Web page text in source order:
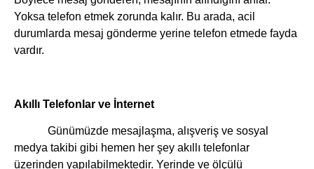
Yoksa telefon etmek zorunda kalır. Bu arada, acil
durumlarda mesaj gönderme yerine telefon etmede fayda
vardır.
Akıllı Telefonlar ve İnternet
Günümüzde mesajlaşma, alışveriş ve sosyal
medya takibi gibi hemen her şey akıllı telefonlar
üzerinden yapılabilmektedir. Yerinde ve ölçülü